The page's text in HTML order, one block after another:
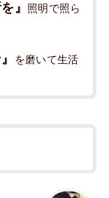
』
照明で照ら
を磨いて生活